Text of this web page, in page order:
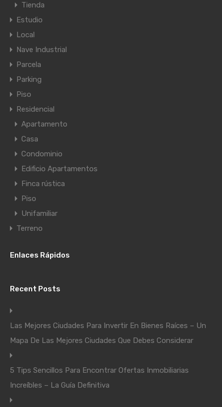
Tienda
Estudio
Local
Nave Industrial
Parcela
Parking
Piso
Residencial
Apartamento
Casa
Condominio
Edificio Apartamentos
Finca rústica
Piso
Unifamiliar
Terreno
Enlaces Rápidos
Recent Posts
Las Mejores Ciudades Para Invertir En Bienes Raíces – Un
Mapa De Las Mejores Ciudades Que Debes Considerar
5 Tips Sencillos Para Encontrar Ofertas Inmobiliarias
Increíbles – La Guía Definitiva